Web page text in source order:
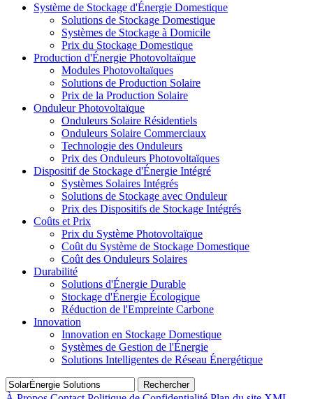
Système de Stockage d'Énergie Domestique
Solutions de Stockage Domestique
Systèmes de Stockage à Domicile
Prix du Stockage Domestique
Production d'Énergie Photovoltaïque
Modules Photovoltaïques
Solutions de Production Solaire
Prix de la Production Solaire
Onduleur Photovoltaïque
Onduleurs Solaire Résidentiels
Onduleurs Solaire Commerciaux
Technologie des Onduleurs
Prix des Onduleurs Photovoltaïques
Dispositif de Stockage d'Énergie Intégré
Systèmes Solaires Intégrés
Solutions de Stockage avec Onduleur
Prix des Dispositifs de Stockage Intégrés
Coûts et Prix
Prix du Système Photovoltaïque
Coût du Système de Stockage Domestique
Coût des Onduleurs Solaires
Durabilité
Solutions d'Énergie Durable
Stockage d'Énergie Écologique
Réduction de l'Empreinte Carbone
Innovation
Innovation en Stockage Domestique
Systèmes de Gestion de l'Énergie
Solutions Intelligentes de Réseau Énergétique
Rechercher